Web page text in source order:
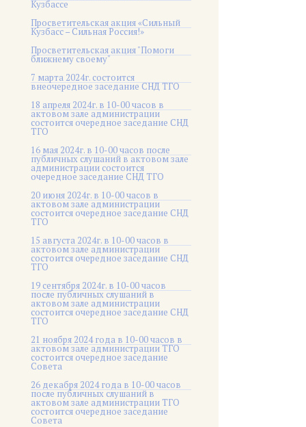
Кузбассе
Просветительская акция «Сильный
Кузбасс – Сильная Россия!»
Просветительская акция "Помоги
ближнему своему"
7 марта 2024г. состоится
внеочередное заседание СНД ТГО
18 апреля 2024г. в 10-00 часов в
актовом зале администрации
состоится очередное заседание СНД
ТГО
16 мая 2024г. в 10-00 часов после
публичных слушаний в актовом зале
администрации состоится
очередное заседание СНД ТГО
20 июня 2024г. в 10-00 часов в
актовом зале администрации
состоится очередное заседание СНД
ТГО
15 августа 2024г. в 10-00 часов в
актовом зале администрации
состоится очередное заседание СНД
ТГО
19 сентября 2024г. в 10-00 часов
после публичных слушаний в
актовом зале администрации
состоится очередное заседание СНД
ТГО
21 ноября 2024 года в 10-00 часов в
актовом зале администрации ТГО
состоится очередное заседание
Совета
26 декабря 2024 года в 10-00 часов
после публичных слушаний в
актовом зале администрации ТГО
состоится очередное заседание
Совета